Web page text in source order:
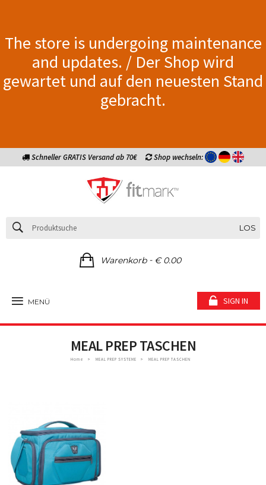
The store is undergoing maintenance
and updates. / Der Shop wird
gewartet und auf den neuesten Stand
gebracht.
Schneller GRATIS Versand ab 70€ Shop wechseln:
LOS
Warenkorb- € 0.00
MENÜ SIGN IN
MEAL PREP TASCHEN
Home MEAL PREP SYSTEME MEAL PREP TASCHEN